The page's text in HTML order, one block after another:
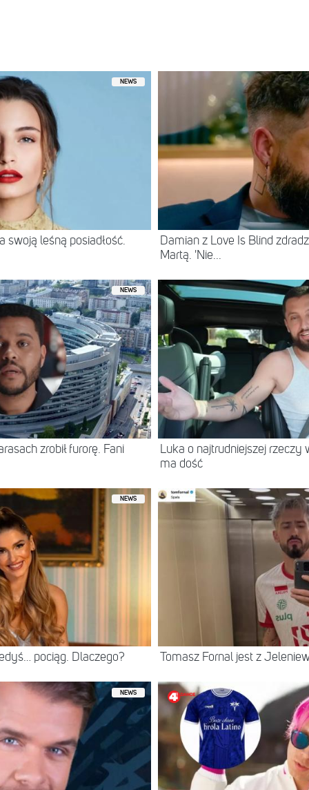
NEWS
leśną posiadłość.
Damian z Love Is Blind
Martą. 'Nie...
NEWS
zrobił furorę. Fani
Luka o najtrudniejszej rzeczy
ma dość
NEWS
pociąg. Dlaczego? Tomasz Fornal jest z
NEWS